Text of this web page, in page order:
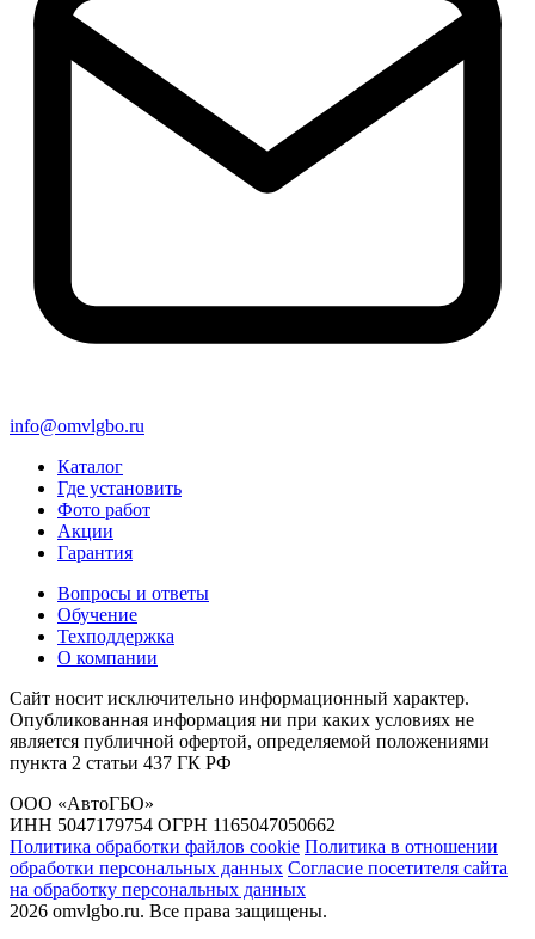
info@omvlgbo.ru
Каталог
Где установить
Фото работ
Акции
Гарантия
Вопросы и ответы
Обучение
Техподдержка
О компании
Сайт носит исключительно информационный характер.
Опубликованная информация ни при каких условиях не
является публичной офертой, определяемой положениями
пункта 2 статьи 437 ГК РФ
ООО «АвтоГБО»
ИНН 5047179754 ОГРН 1165047050662
Политика обработки файлов cookie Политика в отношении
обработки персональных данных Согласие посетителя сайта
на обработку персональных данных
2026 omvlgbo.ru. Все права защищены.